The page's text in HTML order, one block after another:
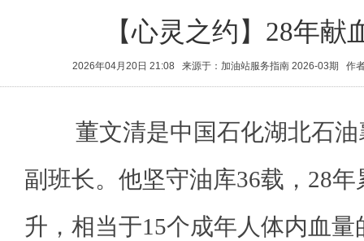
【心灵之约】28年献
2026年04月20日 21:08 来源于：加油站服务指南 2026-03期 作
董文清是中国石化湖北石
副班长。他坚守油库36载，28
升，相当于15个成年人体内血